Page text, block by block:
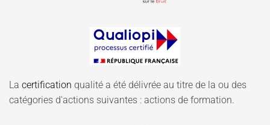
La certification qualité a été délivrée au titre de la ou des
catégories d'actions suivantes : actions de formation.